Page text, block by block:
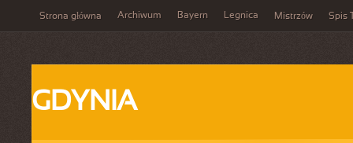
Strona główna Archiwum Bayern Legnica Mistrzów Spis
GDYNIA